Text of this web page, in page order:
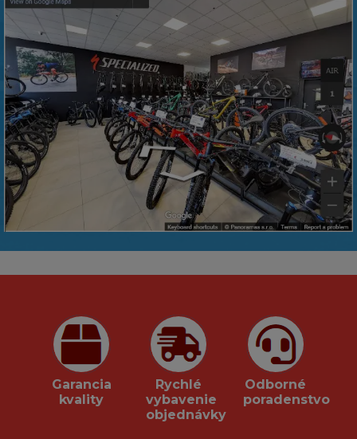
Garancia
kvality
Rychlé
vybavenie
objednávky
Odborné
poradenstvo